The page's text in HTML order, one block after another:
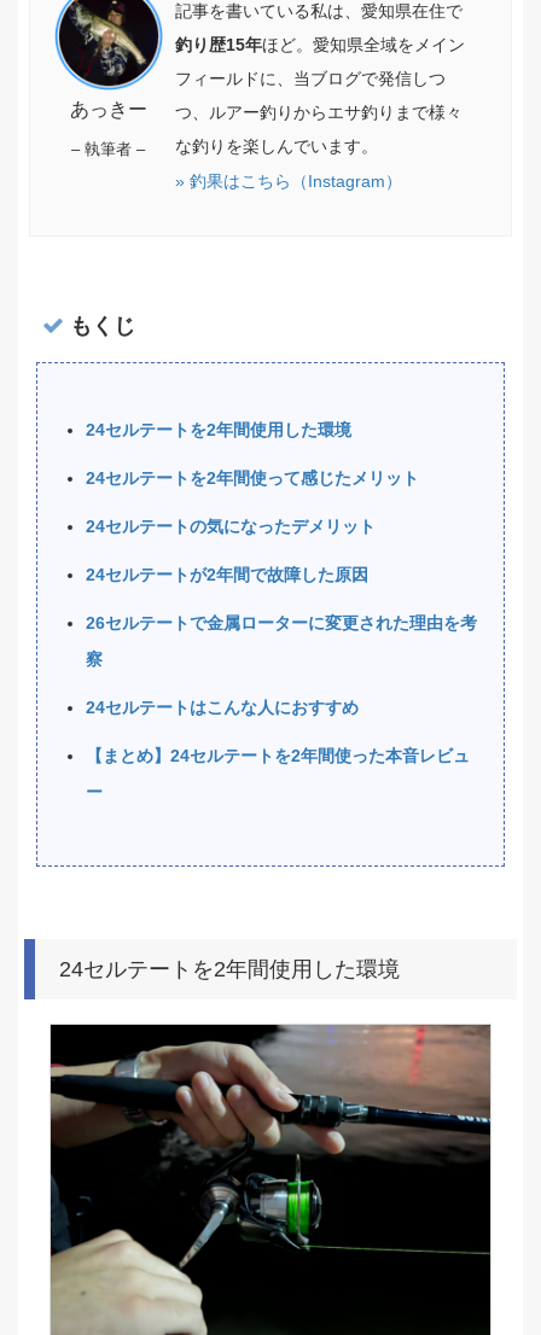
あっきー
– 執筆者 –
記事を書いている私は、愛知県在住で
釣り歴15年ほど。愛知県全域をメイン
フィールドに、当ブログで発信しつ
つ、ルアー釣りからエサ釣りまで様々
な釣りを楽しんでいます。
» 釣果はこちら（Instagram）
もくじ
24セルテートを2年間使用した環境
24セルテートを2年間使って感じたメリット
24セルテートの気になったデメリット
24セルテートが2年間で故障した原因
26セルテートで金属ローターに変更された理由を考
察
24セルテートはこんな人におすすめ
【まとめ】24セルテートを2年間使った本音レビュ
ー
24セルテートを2年間使用した環境